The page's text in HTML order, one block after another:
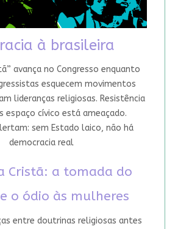
à brasileira
avança no Congresso enquanto
esquecem movimentos
lideranças religiosas. Resistência
espaço cívico está ameaçado.
sem Estado laico, não há
democracia real
Cristã: a tomada do
o ódio às mulheres
entre doutrinas religiosas antes